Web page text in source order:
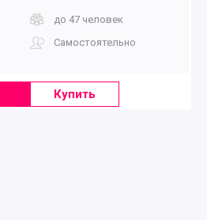
до 47 человек
Самостоятельно
Купить